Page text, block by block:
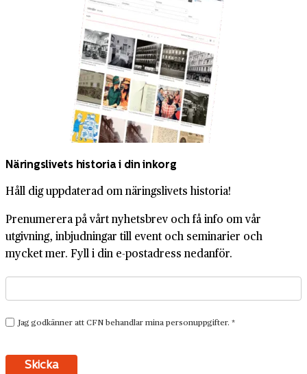
Näringslivets historia i din inkorg
Håll dig uppdaterad om näringslivets historia!
Prenumerera på vårt nyhetsbrev och få info om vår
utgivning, inbjudningar till event och seminarier och
mycket mer. Fyll i din e-postadress nedanför.